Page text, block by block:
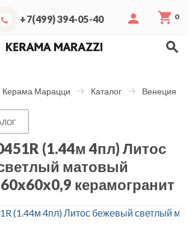
+7(499) 394-05-40 0
Керама Марацци Каталог Венеция
(1.44м 4пл) Литос
матовый
керамогранит